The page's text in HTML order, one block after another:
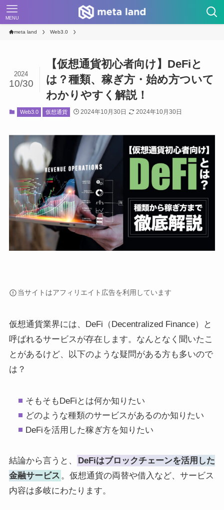
MENU
meta land Web3.0
【仮想通貨初心者向け】DeFiと
は？種類、稼ぎ方・始め方ついて
わかりやすく解説！
2024
10/30
Web3.0 仮想通貨 2024年10月30日 2024年10月30日
当サイトはアフィリエイト広告を利用しています
仮想通貨業界には、DeFi（Decentralized Finance）と
呼ばれるサービスが存在します。なんとなく聞いたこ
とがあるけど、以下のような疑問がある方も多いので
は？
そもそもDeFiとは何か知りたい
どのような種類のサービスがあるのか知りたい
DeFiを活用した稼ぎ方を知りたい
結論から言うと、
DeFiはブロックチェーンを活用した
金融サービス 。仮想通貨の両替や借入など、サービス
内容は多岐にわたります。